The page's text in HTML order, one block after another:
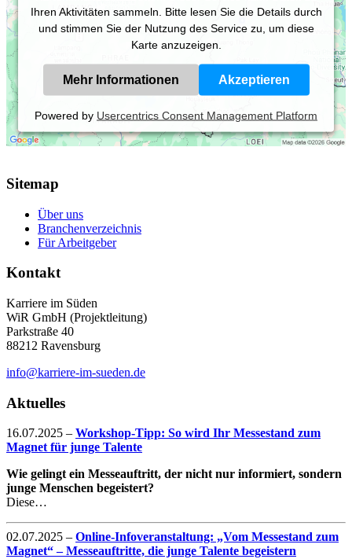
Ihren Aktivitäten sammeln. Bitte lesen Sie die Details durch
und stimmen Sie der Nutzung des Service zu, um diese
Karte anzuzeigen.
Mehr Informationen Akzeptieren
Powered by Usercentrics Consent Management Platform
Sitemap
Über uns
Branchenverzeichnis
Für Arbeitgeber
Kontakt
Karriere im Süden
WiR GmbH (Projektleitung)
Parkstraße 40
88212 Ravensburg
info@karriere-im-sueden.de
Aktuelles
16.07.2025 – Workshop-Tipp: So wird Ihr Messestand zum
Magnet für junge Talente
Wie gelingt ein Messeauftritt, der nicht nur informiert, sondern
junge Menschen begeistert?
Diese…
02.07.2025 – Online-Infoveranstaltung: „Vom Messestand zum
Magnet“ – Messeauftritte, die junge Talente begeistern